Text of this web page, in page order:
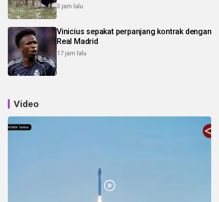
3 jam lalu
Vinicius sepakat perpanjang kontrak dengan
Real Madrid
17 jam lalu
Video